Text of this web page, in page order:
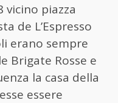
vicino piazza
de L’Espresso
erano sempre
Brigate Rosse e
la casa della
essere